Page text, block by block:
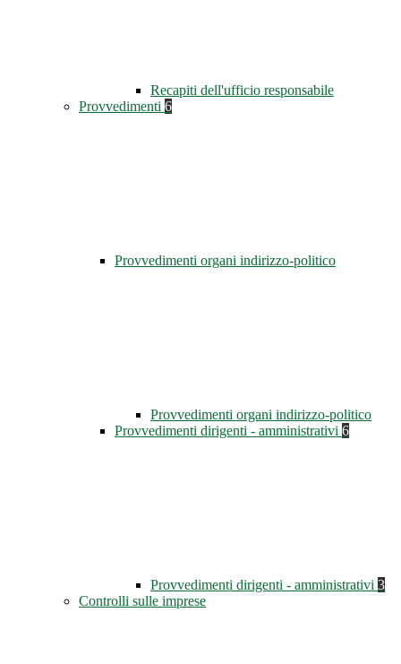
Recapiti dell'ufficio responsabile
Provvedimenti 6
Provvedimenti organi indirizzo-politico
Provvedimenti organi indirizzo-politico
Provvedimenti dirigenti - amministrativi 6
Provvedimenti dirigenti - amministrativi 3
Controlli sulle imprese